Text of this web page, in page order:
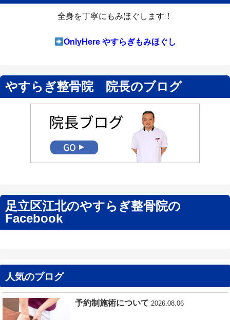
全身を丁寧にもみほぐします！
OnlyHere やすらぎもみほぐし
やすらぎ整骨院 院長のブログ
足立区江北のやすらぎ整骨院の
Facebook
人気のブログ
予約制施術について 2026.08.06